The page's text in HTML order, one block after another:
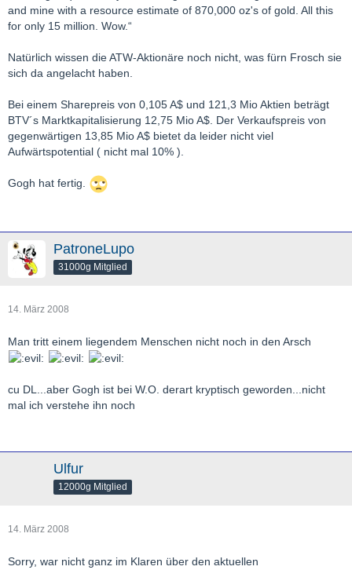
and mine with a resource estimate of 870,000 oz's of gold. All this
for only 15 million. Wow.“
Natürlich wissen die ATW-Aktionäre noch nicht, was fürn Frosch sie
sich da angelacht haben.
Bei einem Sharepreis von 0,105 A$ und 121,3 Mio Aktien beträgt
BTV´s Marktkapitalisierung 12,75 Mio A$. Der Verkaufspreis von
gegenwärtigen 13,85 Mio A$ bietet da leider nicht viel
Aufwärtspotential ( nicht mal 10% ).
Gogh hat fertig.
PatroneLupo
31000g Mitglied
14. März 2008
Man tritt einem liegendem Menschen nicht noch in den Arsch
cu DL...aber Gogh ist bei W.O. derart kryptisch geworden...nicht
mal ich verstehe ihn noch
Ulfur
12000g Mitglied
14. März 2008
Sorry, war nicht ganz im Klaren über den aktuellen